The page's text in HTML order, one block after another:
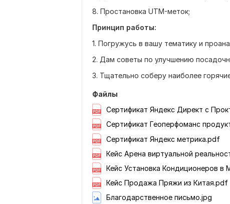
8. Простановка UTM-меток;
Принцип работы:
1. Погружусь в вашу тематику и
2. Дам советы по улучшению
3. Тщательно соберу наиболее
Файлы
Сертификат Яндекс Директ с
Сертификат Геоперфоманс
Сертификат Яндекс метрика.pdf
Кейс Арена виртуальной
Кейс Установка Кондиционеров в
Кейс Продажа Пряжи из Китая.pdf
Благодарственное письмо.jpg